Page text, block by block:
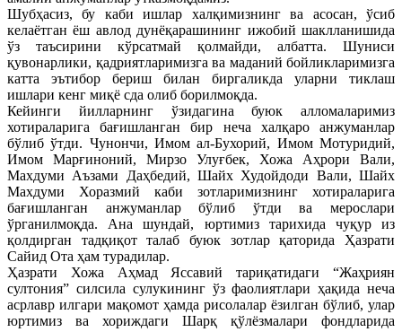
Шубҳасиз, бу каби ишлар халқимизнинг ва асосан, ўсиб
келаётган ёш авлод дунёқарашининг ижобий шаклланишида
ўз таъсирини кўрсатмай қолмайди, албатта. Шуниси
қувонарлики, қадриятларимизга ва маданий бойликларимизга
катта эътибор бериш билан биргаликда уларни тиклаш
ишлари кенг миқё сда олиб борилмоқда.
Кейинги йилларнинг ўзидагина буюк алломаларимиз
хотираларига бағишланган бир неча халқаро анжуманлар
бўлиб ўтди. Чунончи, Имом ал-Бухорий, Имом Мотуридий,
Имом Марғиноний, Мирзо Улуғбек, Хожа Аҳрори Вали,
Махдуми Аъзами Даҳбедий, Шайх Худойдоди Вали, Шайх
Махдуми Хоразмий каби зотларимизнинг хотираларига
бағишланган анжуманлар бўлиб ўтди ва мерослари
ўрганилмоқда. Ана шундай, юртимиз тарихида чуқур из
қолдирган тадқиқот талаб буюк зотлар қаторида Ҳазрати
Сайид Ота ҳам турадилар.
Ҳазрати Хожа Аҳмад Яссавий тариқатидаги “Жаҳриян
султония” силсила сулукининг ўз фаолиятлари ҳақида неча
асрлавр илгари мақомот ҳамда рисолалар ёзилган бўлиб, улар
юртимиз ва хориждаги Шарқ қўлёзмалари фондларида